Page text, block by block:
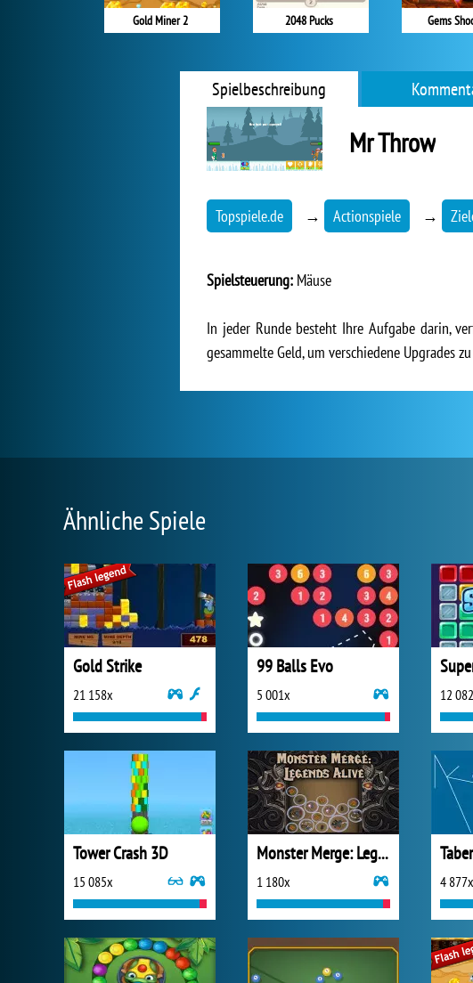
Gold Miner 2 2048 Pucks Gems
Spielbeschreibung
Mr Throw
Topspiele.de → Actionspiele →
Spielsteuerung: Mäuse
In jeder Runde besteht Ihre Aufgabe darin,
gesammelte Geld, um verschiedene Upgrades
Ähnliche Spiele
Gold Strike
21 158x
99 Balls Evo
5 001x 12
Tower Crash 3D
15 085x
Monster Merge: Legends Alive
1 180x 4 877x